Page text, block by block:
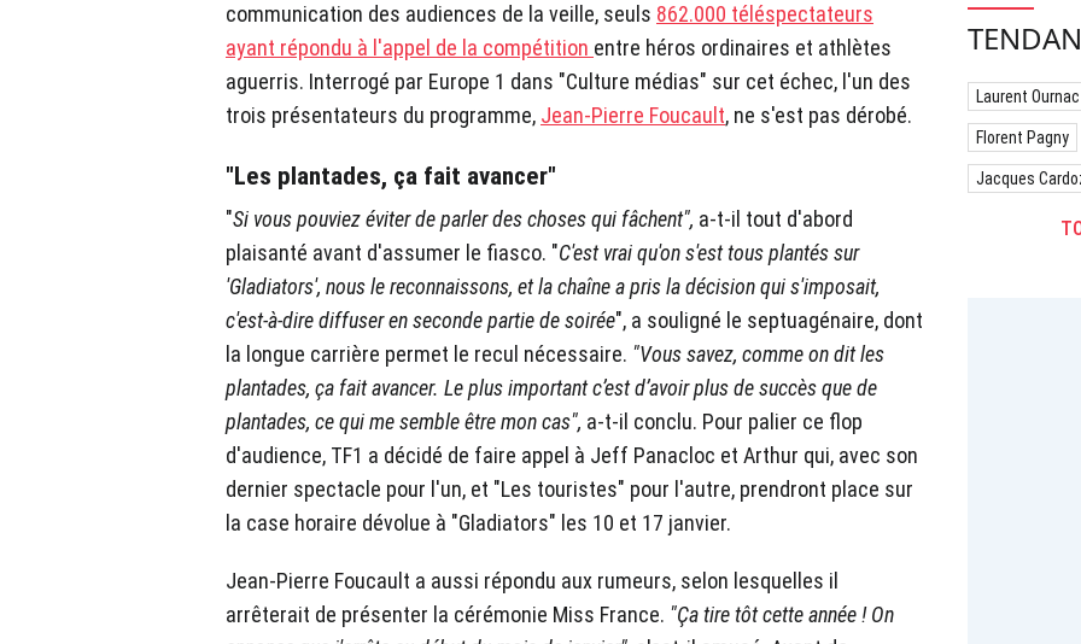
communication des audiences de la veille, seuls 862.000 téléspectateurs
ayant répondu à l'appel de la compétition entre héros ordinaires et athlètes
aguerris. Interrogé par Europe 1 dans "Culture médias" sur cet échec, l'un des
trois présentateurs du programme, Jean-Pierre Foucault, ne s'est pas dérobé.
"Les plantades, ça fait avancer"
"Si vous pouviez éviter de parler des choses qui fâchent", a-t-il tout d'abord
plaisanté avant d'assumer le fiasco. "C'est vrai qu'on s'est tous plantés sur
'Gladiators', nous le reconnaissons, et la chaîne a pris la décision qui s'imposait,
c'est-à-dire diffuser en seconde partie de soirée", a souligné le septuagénaire, dont
la longue carrière permet le recul nécessaire. "Vous savez, comme on dit les
plantades, ça fait avancer. Le plus important c’est d’avoir plus de succès que de
plantades, ce qui me semble être mon cas", a-t-il conclu. Pour palier ce flop
d'audience, TF1 a décidé de faire appel à Jeff Panacloc et Arthur qui, avec son
dernier spectacle pour l'un, et "Les touristes" pour l'autre, prendront place sur
la case horaire dévolue à "Gladiators" les 10 et 17 janvier.
Jean-Pierre Foucault a aussi répondu aux rumeurs, selon lesquelles il
arrêterait de présenter la cérémonie Miss France. "Ça tire tôt cette année ! On
Laurent Ournac
Florent Pagny
Jacques